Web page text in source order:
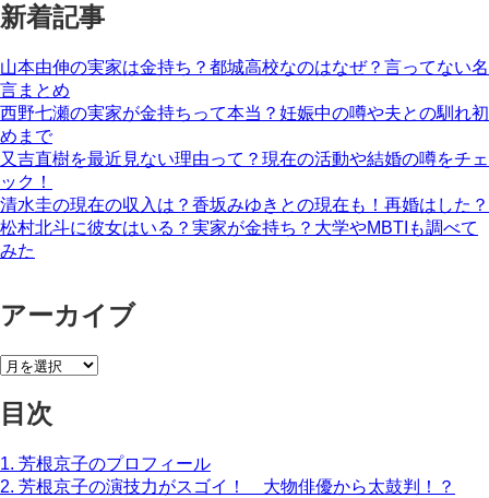
新着記事
山本由伸の実家は金持ち？都城高校なのはなぜ？言ってない名
言まとめ
西野七瀬の実家が金持ちって本当？妊娠中の噂や夫との馴れ初
めまで
又吉直樹を最近見ない理由って？現在の活動や結婚の噂をチェ
ック！
清水圭の現在の収入は？香坂みゆきとの現在も！再婚はした？
松村北斗に彼女はいる？実家が金持ち？大学やMBTIも調べて
みた
アーカイブ
ア
カ
ブ
目次
1. 芳根京子のプロフィール
2. 芳根京子の演技力がスゴイ！ 大物俳優から太鼓判！？